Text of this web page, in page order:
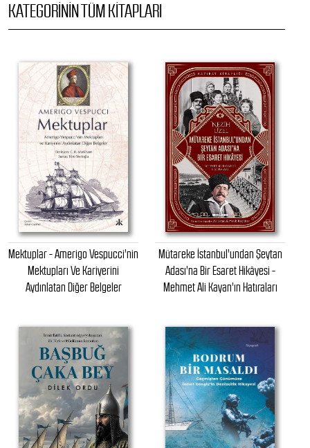
KATEGORININ TÜM KITAPLARI
Mektuplar - Amerigo Vespucci'nin
Mektupları Ve Kariyerini
Aydınlatan Diğer Belgeler
Mütareke İstanbul'undan Şeytan
Adası'na Bir Esaret Hikâyesi -
Mehmet Ali Kayan'ın Hatıraları